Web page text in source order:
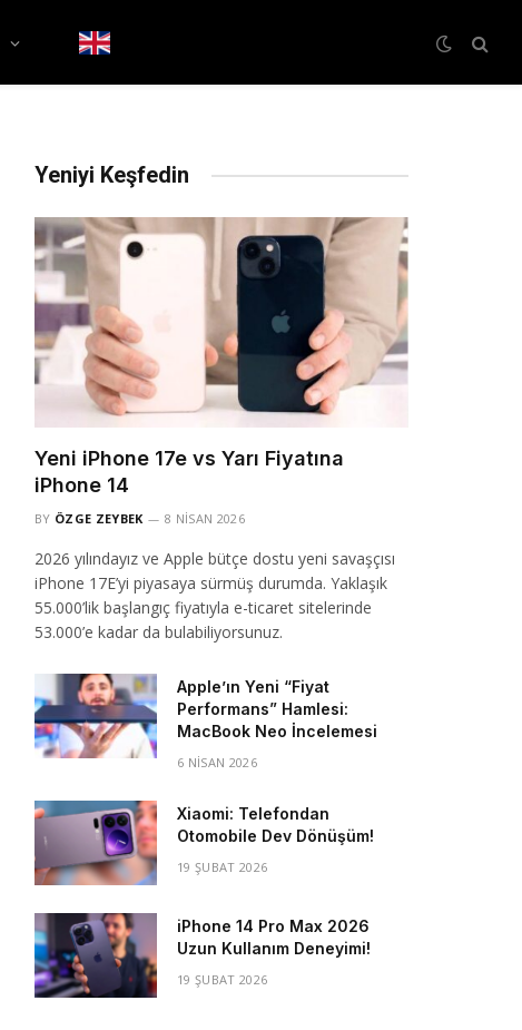
Yeniyi Keşfedin
Yeni iPhone 17e vs Yarı Fiyatına
iPhone 14
BY ÖZGE ZEYBEK 8 NISAN 2026
2026 yılındayız ve Apple bütçe dostu yeni savaşçısı
iPhone 17E’yi piyasaya sürmüş durumda. Yaklaşık
55.000’lik başlangıç fiyatıyla e-ticaret sitelerinde
53.000’e kadar da bulabiliyorsunuz.
Apple’ın Yeni “Fiyat
Performans” Hamlesi:
MacBook Neo İncelemesi
6 NISAN 2026
Xiaomi: Telefondan
Otomobile Dev Dönüşüm!
19 ŞUBAT 2026
iPhone 14 Pro Max 2026
Uzun Kullanım Deneyimi!
19 ŞUBAT 2026